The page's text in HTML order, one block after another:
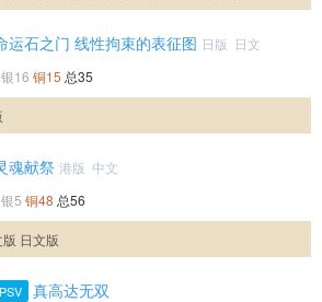
运石之门 线性拘束的表征图 日版 日文
银16 铜15 总35
魂献祭 港版 中文
银5 铜48 总56
日文版
PSV 真高达无双